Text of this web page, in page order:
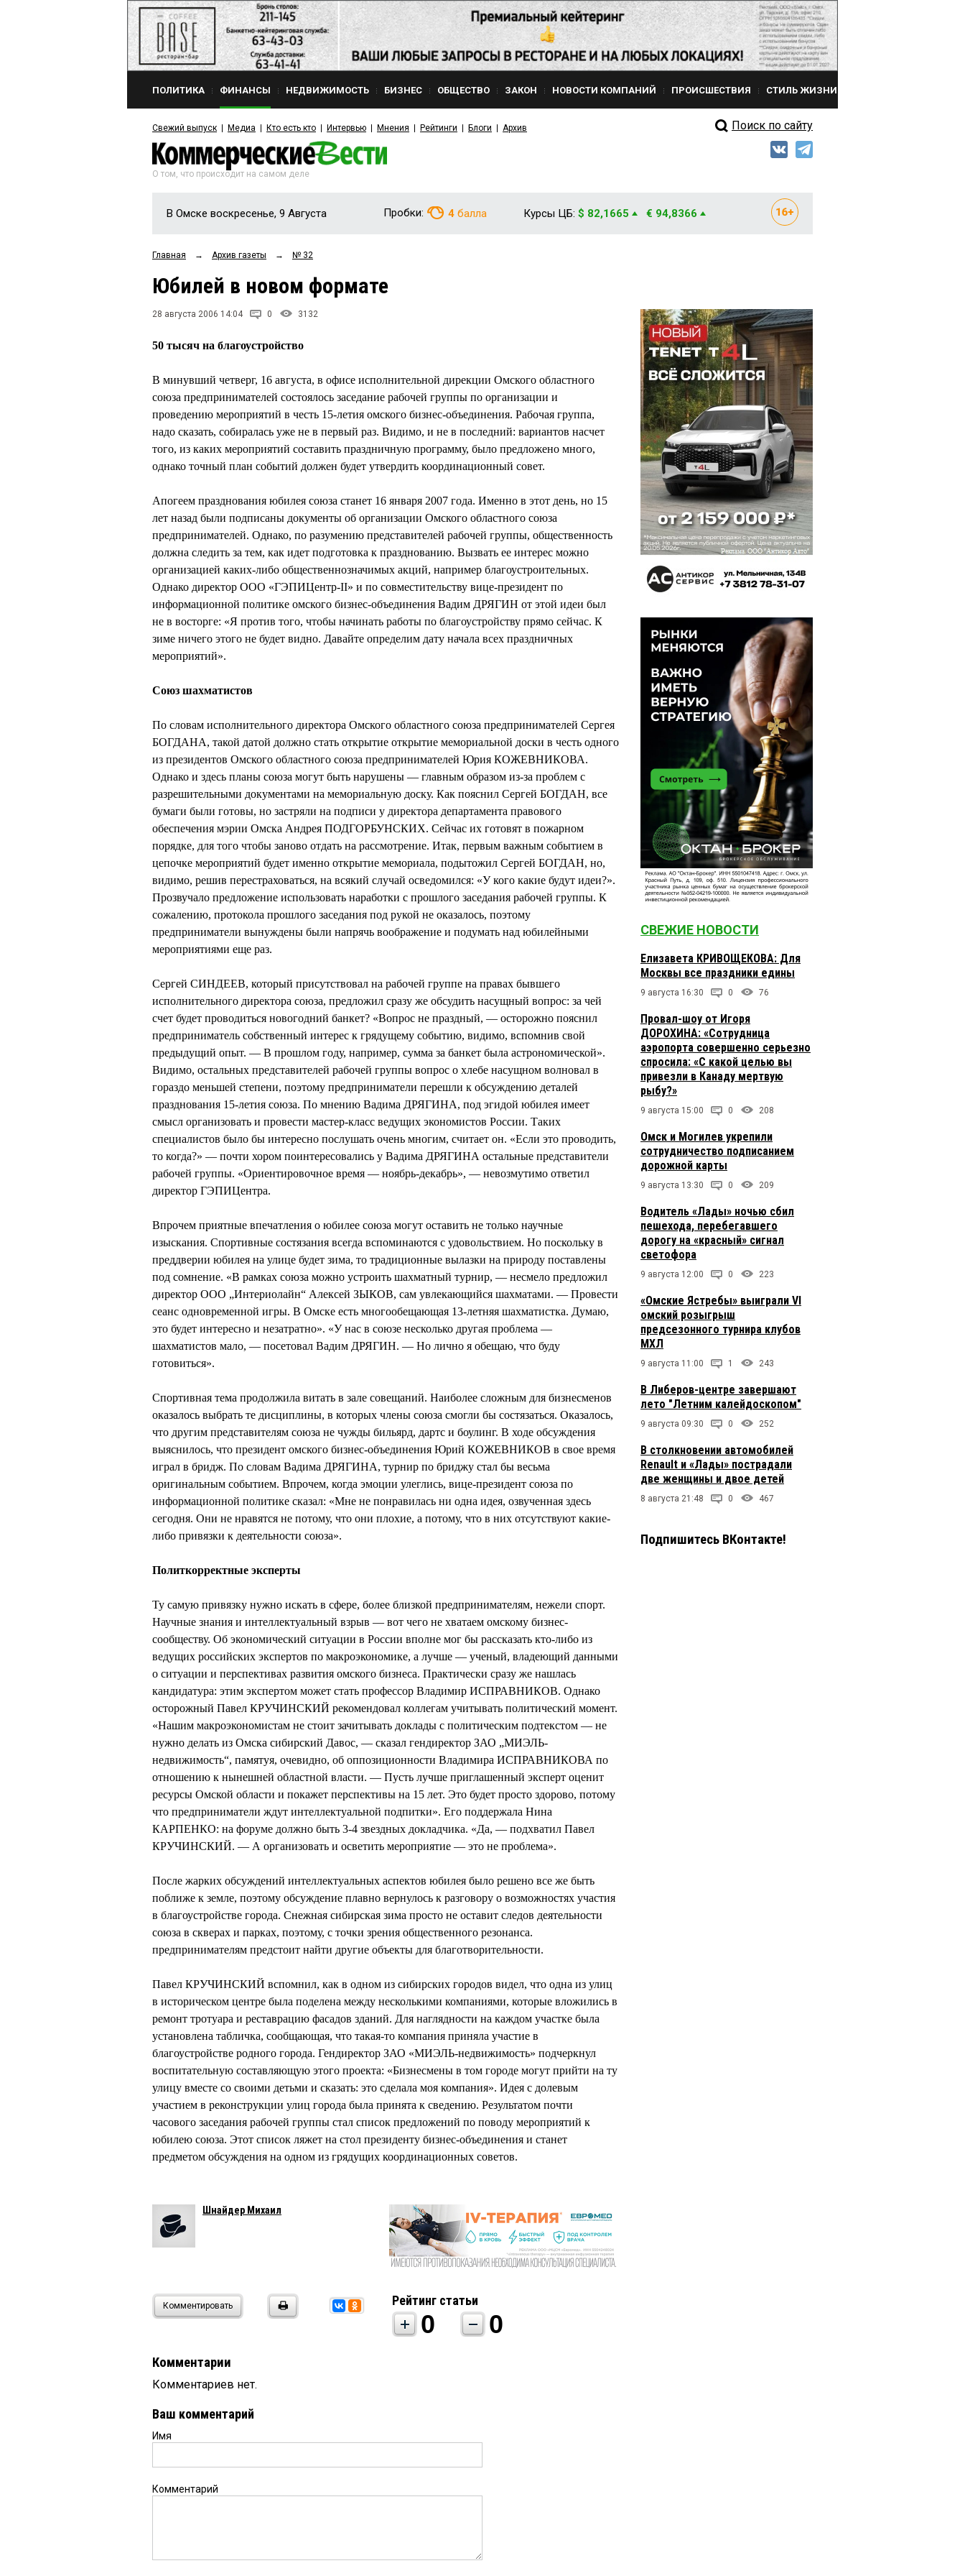
ПОЛИТИКА ФИНАНСЫ НЕДВИЖИМОСТЬ БИЗНЕС ОБЩЕСТВО ЗАКОН НОВОСТИ КОМПАНИЙ ПРОИСШЕСТВИЯ СТИЛЬ ЖИЗНИ
Свежий выпуск Медиа Кто есть кто Интервью Мнения Рейтинги Блоги Архив Поиск по сайту
О том, что происходит на самом деле
В Омске воскресенье, 9 Августа Пробки: 4 балла Курсы ЦБ: $ 82,1665 € 94,8366
Главная → Архив газеты → № 32
Юбилей в новом формате
28 августа 2006 14:04 0 3132
50 тысяч на благоустройство
В минувший четверг, 16 августа, в офисе исполнительной дирекции Омского областного
союза предпринимателей состоялось заседание рабочей группы по организации и
проведению мероприятий в честь 15-летия омского бизнес-объединения. Рабочая группа,
надо сказать, собиралась уже не в первый раз. Видимо, и не в последний: вариантов насчет
того, из каких мероприятий составить праздничную программу, было предложено много,
однако точный план событий должен будет утвердить координационный совет.
Апогеем празднования юбилея союза станет 16 января 2007 года. Именно в этот день, но 15
лет назад были подписаны документы об организации Омского областного союза
предпринимателей. Однако, по разумению представителей рабочей группы, общественность
должна следить за тем, как идет подготовка к празднованию. Вызвать ее интерес можно
организацией каких-либо общественнозначимых акций, например благоустроительных.
Однако директор ООО «ГЭПИЦентр-II» и по совместительству вице-президент по
информационной политике омского бизнес-объединения Вадим ДРЯГИН от этой идеи был
не в восторге: «Я против того, чтобы начинать работы по благоустройству прямо сейчас. К
зиме ничего этого не будет видно. Давайте определим дату начала всех праздничных
мероприятий».
Союз шахматистов
По словам исполнительного директора Омского областного союза предпринимателей Сергея
БОГДАНА, такой датой должно стать открытие открытие мемориальной доски в честь одного
из президентов Омского областного союза предпринимателей Юрия КОЖЕВНИКОВА.
Однако и здесь планы союза могут быть нарушены — главным образом из-за проблем с
разрешительными документами на мемориальную доску. Как пояснил Сергей БОГДАН, все
бумаги были готовы, но застряли на подписи у директора департамента правового
обеспечения мэрии Омска Андрея ПОДГОРБУНСКИХ. Сейчас их готовят в пожарном
порядке, для того чтобы заново отдать на рассмотрение. Итак, первым важным событием в
цепочке мероприятий будет именно открытие мемориала, подытожил Сергей БОГДАН, но,
видимо, решив перестраховаться, на всякий случай осведомился: «У кого какие будут идеи?».
Прозвучало предложение использовать наработки с прошлого заседания рабочей группы. К
сожалению, протокола прошлого заседания под рукой не оказалось, поэтому
предприниматели вынуждены были напрячь воображение и подумать над юбилейными
мероприятиями еще раз.
Сергей СИНДЕЕВ, который присутствовал на рабочей группе на правах бывшего
исполнительного директора союза, предложил сразу же обсудить насущный вопрос: за чей
счет будет проводиться новогодний банкет? «Вопрос не праздный, — осторожно пояснил
предприниматель собственный интерес к грядущему событию, видимо, вспомнив свой
предыдущий опыт. — В прошлом году, например, сумма за банкет была астрономической».
Видимо, остальных представителей рабочей группы вопрос о хлебе насущном волновал в
гораздо меньшей степени, поэтому предприниматели перешли к обсуждению деталей
празднования 15-летия союза. По мнению Вадима ДРЯГИНА, под эгидой юбилея имеет
смысл организовать и провести мастер-класс ведущих экономистов России. Таких
специалистов было бы интересно послушать очень многим, считает он. «Если это проводить,
то когда?» — почти хором поинтересовались у Вадима ДРЯГИНА остальные представители
рабочей группы. «Ориентировочное время — ноябрь-декабрь», — невозмутимо ответил
директор ГЭПИЦентра.
Впрочем приятные впечатления о юбилее союза могут оставить не только научные
изыскания. Спортивные состязания всегда вспоминаются с удовольствием. Но поскольку в
преддверии юбилея на улице будет зима, то традиционные вылазки на природу поставлены
под сомнение. «В рамках союза можно устроить шахматный турнир, — несмело предложил
директор ООО „Интериолайн“ Алексей ЗЫКОВ, сам увлекающийся шахматами. — Провести
сеанс одновременной игры. В Омске есть многообещающая 13-летняя шахматистка. Думаю,
это будет интересно и незатратно». «У нас в союзе несколько другая проблема —
шахматистов мало, — посетовал Вадим ДРЯГИН. — Но лично я обещаю, что буду
готовиться».
Спортивная тема продолжила витать в зале совещаний. Наиболее сложным для бизнесменов
оказалось выбрать те дисциплины, в которых члены союза смогли бы состязаться. Оказалось,
что другим представителям союза не чужды бильярд, дартс и боулинг. В ходе обсуждения
выяснилось, что президент омского бизнес-объединения Юрий КОЖЕВНИКОВ в свое время
играл в бридж. По словам Вадима ДРЯГИНА, турнир по бриджу стал бы весьма
оригинальным событием. Впрочем, когда эмоции улеглись, вице-президент союза по
информационной политике сказал: «Мне не понравилась ни одна идея, озвученная здесь
сегодня. Они не нравятся не потому, что они плохие, а потому, что в них отсутствуют какие-
либо привязки к деятельности союза».
Политкорректные эксперты
Ту самую привязку нужно искать в сфере, более близкой предпринимателям, нежели спорт.
Научные знания и интеллектуальный взрыв — вот чего не хватаем омскому бизнес-
сообществу. Об экономический ситуации в России вполне мог бы рассказать кто-либо из
ведущих российских экспертов по макроэкономике, а лучше — ученый, владеющий данными
о ситуации и перспективах развития омского бизнеса. Практически сразу же нашлась
кандидатура: этим экспертом может стать профессор Владимир ИСПРАВНИКОВ. Однако
осторожный Павел КРУЧИНСКИЙ рекомендовал коллегам учитывать политический момент.
«Нашим макроэкономистам не стоит зачитывать доклады с политическим подтекстом — не
нужно делать из Омска сибирский Давос, — сказал гендиректор ЗАО „МИЭЛЬ-
недвижимость“, памятуя, очевидно, об оппозиционности Владимира ИСПРАВНИКОВА по
отношению к нынешней областной власти. — Пусть лучше приглашенный эксперт оценит
ресурсы Омской области и покажет перспективы на 15 лет. Это будет просто здорово, потому
что предприниматели ждут интеллектуальной подпитки». Его поддержала Нина
КАРПЕНКО: на форуме должно быть 3-4 звездных докладчика. «Да, — подхватил Павел
КРУЧИНСКИЙ. — А организовать и осветить мероприятие — это не проблема».
После жарких обсуждений интеллектуальных аспектов юбилея было решено все же быть
поближе к земле, поэтому обсуждение плавно вернулось к разговору о возможностях участия
в благоустройстве города. Снежная сибирская зима просто не оставит следов деятельности
союза в скверах и парках, поэтому, с точки зрения общественного резонанса.
предпринимателям предстоит найти другие объекты для благотворительности.
Павел КРУЧИНСКИЙ вспомнил, как в одном из сибирских городов видел, что одна из улиц
в историческом центре была поделена между несколькими компаниями, которые вложились в
ремонт тротуара и реставрацию фасадов зданий. Для наглядности на каждом участке была
установлена табличка, сообщающая, что такая-то компания приняла участие в
благоустройстве родного города. Гендиректор ЗАО «МИЭЛЬ-недвижимость» подчеркнул
воспитательную составляющую этого проекта: «Бизнесмены в том городе могут прийти на ту
улицу вместе со своими детьми и сказать: это сделала моя компания». Идея с долевым
участием в реконструкции улиц города была принята к сведению. Результатом почти
часового заседания рабочей группы стал список предложений по поводу мероприятий к
юбилею союза. Этот список ляжет на стол президенту бизнес-объединения и станет
предметом обсуждения на одном из грядущих координационных советов.
Шнайдер Михаил
Комментировать Рейтинг статьи
0 0
Комментарии
Комментариев нет.
Ваш комментарий
Имя
Комментарий
СВЕЖИЕ НОВОСТИ
Елизавета КРИВОЩЕКОВА: Для
Москвы все праздники едины
9 августа 16:30 0 76
Провал-шоу от Игоря
ДОРОХИНА: «Сотрудница
аэропорта совершенно серьезно
спросила: «С какой целью вы
привезли в Канаду мертвую
рыбу?»
9 августа 15:00 0 208
Омск и Могилев укрепили
сотрудничество подписанием
дорожной карты
9 августа 13:30 0 209
Водитель «Лады» ночью сбил
пешехода, перебегавшего
дорогу на «красный» сигнал
светофора
9 августа 12:00 0 223
«Омские Ястребы» выиграли VI
омский розыгрыш
предсезонного турнира клубов
МХЛ
9 августа 11:00 1 243
В Либеров-центре завершают
лето "Летним калейдоскопом"
9 августа 09:30 0 252
В столкновении автомобилей
Renault и «Лады» пострадали
две женщины и двое детей
8 августа 21:48 0 467
Подпишитесь ВКонтакте!